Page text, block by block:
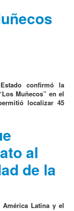
confirmó la
Muñecos” en el
localizar 45
al
de la
América Latina y el